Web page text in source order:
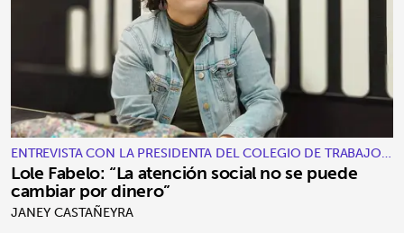
ENTREVISTA CON LA PRESIDENTA DEL COLEGIO DE TRABAJO
SOCIAL DE LAS PALMAS
Lole Fabelo: “La atención social no se puede
cambiar por dinero”
JANEY CASTAÑEYRA